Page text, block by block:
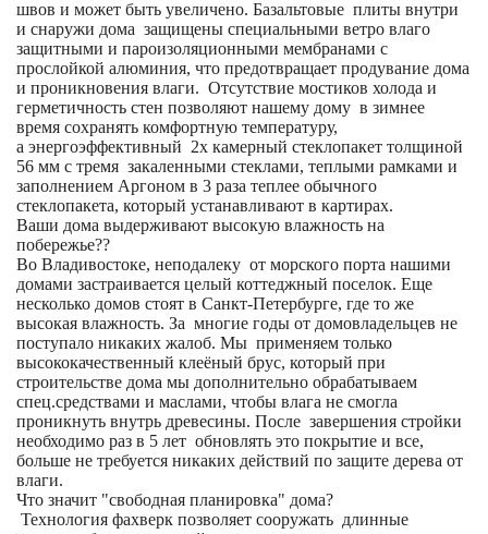
швов и может быть увеличено. Базальтовые плиты внутри
и снаружи дома защищены специальными ветро влаго
защитными и пароизоляционными мембранами с
прослойкой алюминия, что предотвращает продувание дома
и проникновения влаги. Отсутствие мостиков холода и
герметичность стен позволяют нашему дому в зимнее
время сохранять комфортную температуру,
а энергоэффективный 2х камерный стеклопакет толщиной
56 мм с тремя закаленными стеклами, теплыми рамками и
заполнением Аргоном в 3 раза теплее обычного
стеклопакета, который устанавливают в картирах.
Ваши дома выдерживают высокую влажность на
побережье??
Во Владивостоке, неподалеку от морского порта нашими
домами застраивается целый коттеджный поселок. Еще
несколько домов стоят в Санкт-Петербурге, где то же
высокая влажность. За многие годы от домовладельцев не
поступало никаких жалоб. Мы применяем только
высококачественный клеёный брус, который при
строительстве дома мы дополнительно обрабатываем
спец.средствами и маслами, чтобы влага не смогла
проникнуть внутрь древесины. После завершения стройки
необходимо раз в 5 лет обновлять это покрытие и все,
больше не требуется никаких действий по защите дерева от
влаги.
Что значит "свободная планировка" дома?
Технология фахверк позволяет сооружать длинные